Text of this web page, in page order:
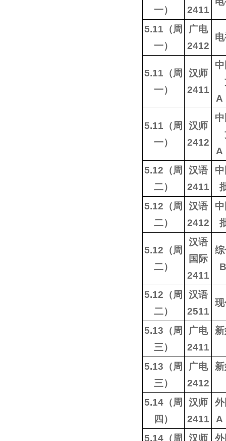
一）
2411
5.11（周
一）
广电
2412
5.11（周
一）
汉师
2411
A
5.11（周
一）
汉师
2412
A
5.12（周
二）
汉语
2411
5.12（周
二）
汉语
2412
5.12（周
二）
汉语
国际
2411
5.12（周
二）
汉语
2511
5.13（周
三）
广电
2411
5.13（周
三）
广电
2412
5.14（周
四）
汉师
2411
A
5.14（周
汉师